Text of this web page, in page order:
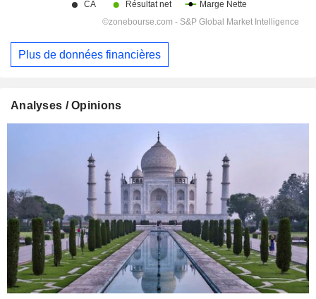
Plus de données financières
Analyses / Opinions